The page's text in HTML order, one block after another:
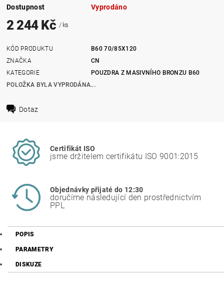
Dostupnost Vyprodáno
2 244 Kč / ks
KÓD PRODUKTU
B60 70/85X120
ZNAČKA
CN
KATEGORIE
POUZDRA Z MASIVNÍHO BRONZU B60
POLOŽKA BYLA VYPRODÁNA...
Dotaz
Certifikát ISO
jsme držitelem certifikátu ISO 9001:2015
Objednávky přijaté do 12:30
doručíme následující den prostřednictvím
PPL
POPIS
PARAMETRY
DISKUZE